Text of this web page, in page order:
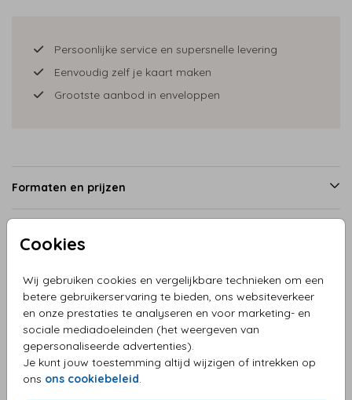
Cookies
Wij gebruiken cookies en vergelijkbare technieken om een
betere gebruikerservaring te bieden, ons websiteverkeer
en onze prestaties te analyseren en voor marketing- en
sociale mediadoeleinden (het weergeven van
gepersonaliseerde advertenties).
Je kunt jouw toestemming altijd wijzigen of intrekken op
ons ons cookiebeleid.
Persoonlijke service en supersnelle levering
Eenvoudig zelf je kaart maken
Grootste aanbod in enveloppen
Formaten en prijzen
Productinformatie
Omschrijving
Geboortekaartje folie met walvis met prachtige creatieve
achtergrond
Collectie